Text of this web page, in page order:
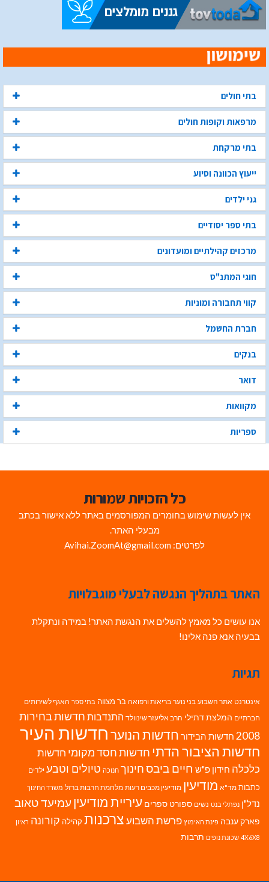
בתי חולים
מרפאות וקופות חולים
בתי מרקחת
ייעוץ הכוונה וסיוע
גני ילדים
בתי ספר יסודיים
מרכזים קהילתיים ומועדונים
חוגי המתנ"ס
קווי תחבורה ומוניות
חברת החשמל
בנקים
דואר
מקוואות
ספריות
כל הזכויות שמורות
אין לעשות שימוש בחומרים המפורסמים באתר ללא אישור בכתב
מבעלי האתר.
לפרטים: Avihai.ZoomAt@gmail.com
האתר בתהליך הנגשה לבעלי מוגבלויות
אנו עושים כל מאמץ להשלים את הנגשת האתר! במידה ונתקלת
בבעיה אנא פנה אלינו!
תגיות
אינטרנט אתר השבוע בני נוער בריאות ורפואה בר מצווה בתי ספר האגף לשירותים
חברתיים המלצת דתילי הרב אליעזר שינוולד התנדבות חדשות בחירות
2008 חדשות הבידור חדשות הנוערחדשות העיר
חדשות הציבור הדתי חדשות חסד מקומי חדשות
כלכלה חידון פ"ש חיים ביבסחינוך חנוכה טיולים וטבע ילדים
כתבות מד"א מודיעין מודיעין מכבים רעות מלחמת חרבות ברזל משרד החינוך
נדל"ן נפתלי בנט נשים ספורט ספרים עיריית מודיעין עמיעד טאוב
פארק ענבה פינת האימוץ פרשת השבועצרכנות קהילה קורונה ראיון
4X6X8 שכונת נופים תרבות